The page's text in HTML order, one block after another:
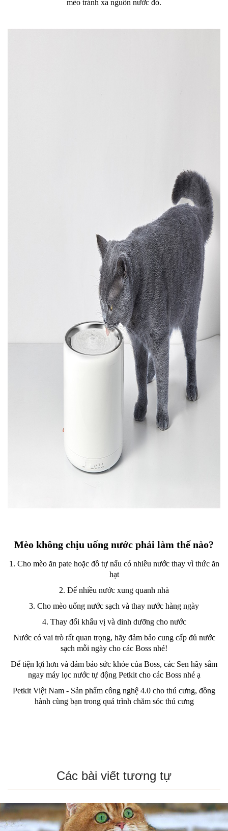
mèo tránh xa nguồn nước đó.
Mèo không chịu uống nước phải làm thế nào?
1. Cho mèo ăn pate hoặc đồ tự nấu có nhiều nước thay vì thức ăn
hạt
2. Để nhiều nước xung quanh nhà
3. Cho mèo uống nước sạch và thay nước hàng ngày
4. Thay đổi khẩu vị và dinh dưỡng cho nước
Nước có vai trò rất quan trọng, hãy đảm bảo cung cấp đủ nước
sạch mỗi ngày cho các Boss nhé!
Để tiện lợi hơn và đảm bảo sức khỏe của Boss, các Sen hãy sắm
ngay máy lọc nước tự động Petkit cho các Boss nhé ạ
Petkit Việt Nam - Sản phẩm công nghệ 4.0 cho thú cưng, đồng
hành cùng bạn trong quá trình chăm sóc thú cưng
Các bài viết tương tự